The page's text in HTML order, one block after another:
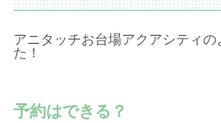
アニタッチお台場アクアシティ
た！
予約はできる？